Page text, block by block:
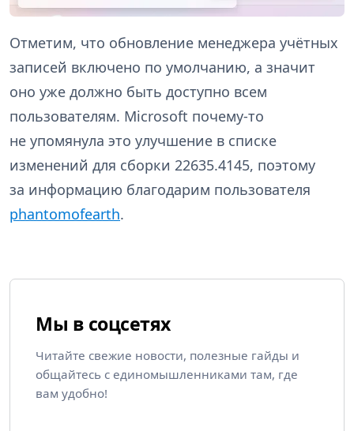
Отметим, что обновление менеджера учётных
записей включено по умолчанию, а значит
оно уже должно быть доступно всем
пользователям. Microsoft почему-то
не упомянула это улучшение в списке
изменений для сборки 22635.4145, поэтому
за информацию благодарим пользователя
phantomofearth.
Мы в соцсетях
Читайте свежие новости, полезные гайды и
общайтесь с единомышленниками там, где
вам удобно!